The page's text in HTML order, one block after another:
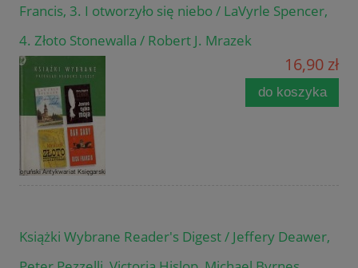
Francis, 3. I otworzyło się niebo / LaVyrle Spencer,
4. Złoto Stonewalla / Robert J. Mrazek
16,90 zł
do koszyka
Książki Wybrane Reader's Digest / Jeffery Deawer,